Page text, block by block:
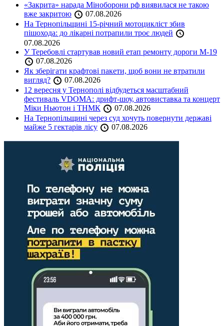
«Закрита» нарада Міноборони рф виявилася не такою
вже закритою
07.08.2026
На Тернопільщині 15-річний мотоцикліст збив
пішохода: до лікарні потрапили троє людей
07.08.2026
У Теребовлі стартував новий етап ремонту дороги М-19
07.08.2026
Як зберігати крафтові пакети, щоб вони не втратили
вигляд?
07.08.2026
12 вересня у Тернополі відбудеться масштабний
фестиваль VDOMA: дрифт-шоу, автовиставка та концерт
Міки Ньютон і ТНМК
07.08.2026
На Тернопільщині через суд хочуть повернути державі
майже 5 гектарів лісу
07.08.2026